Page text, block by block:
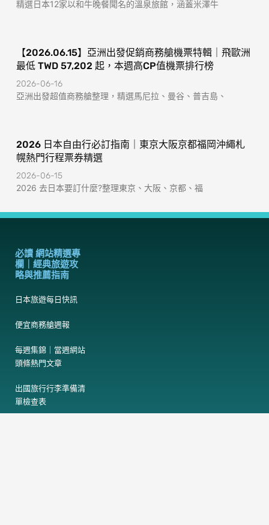
精選日本12家以和牛晚餐聞名的溫泉旅館，涵蓋米澤牛
【2026.06.15】亞洲出發促銷商務艙機票特輯｜飛歐洲
最低 TWD 57,202 起，本週高CP值機票排行榜
2026-06-16
亞洲出發超值商務艙整理，精選馬尼拉、曼谷、普吉島、
2026 日本自由行必訂指南｜東京大阪京都福岡沖繩札
幌熱門行程票券精選
2026-06-15
2026 去日本要訂什麼?整理東京、大阪、京都、福
必讀 網站精選專
欄｜經典旅遊攻
略與推薦指南
日本旅遊每日快訊
便宜商務艙週報
每週集錦｜當週網站
頭條熱門文章
出國旅行行李準備清
單檢查表